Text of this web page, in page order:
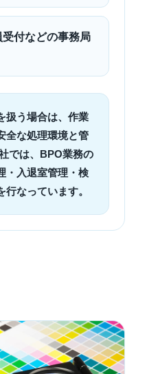
付などの事務局
扱う場合は、作業
全な処理環境と管
では、BPO業務の
・入退室管理・検
なっています。